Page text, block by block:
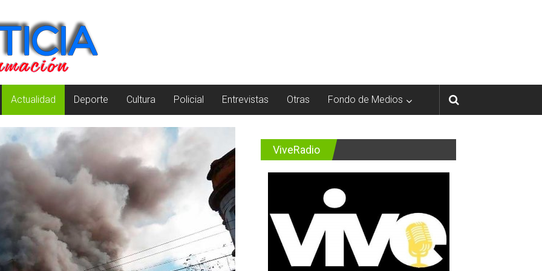
Actualidad Deporte Cultura Policial Entrevistas Otras Fondo de Medios
ViveRadio